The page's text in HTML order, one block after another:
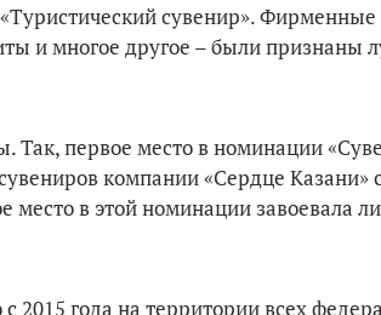
сувенир».
и многое другое – были признаны
Так, первое место в номинации
компании «Сердце Казани»
место в этой номинации завоевала
2015 года на территории всех